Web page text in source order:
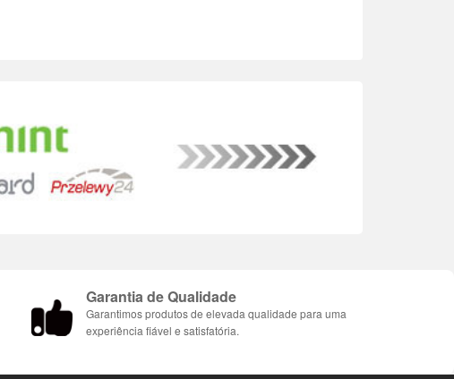
Garantia de Qualidade
Garantimos produtos de elevada qualidade para uma
experiência fiável e satisfatória.